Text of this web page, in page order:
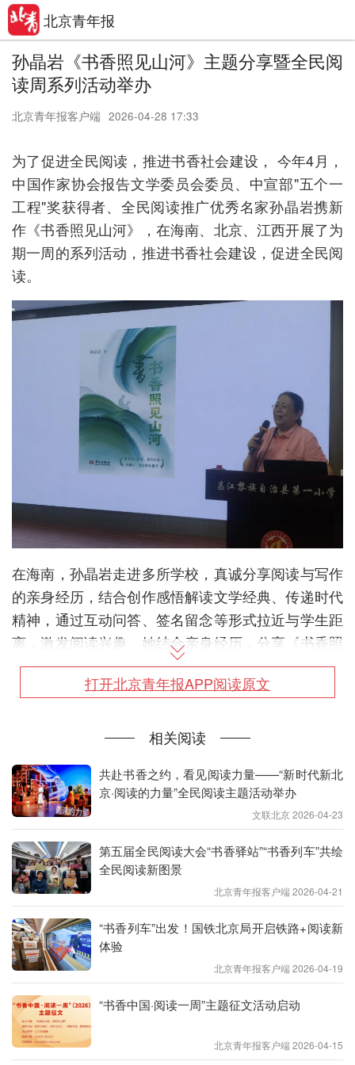
北京青年报
孙晶岩《书香照见山河》主题分享暨全民阅
读周系列活动举办
北京青年报客户端 2026-04-28 17:33
为了促进全民阅读，推进书香社会建设， 今年4月，
中国作家协会报告文学委员会委员、中宣部"五个一
工程"奖获得者、全民阅读推广优秀名家孙晶岩携新
作《书香照见山河》，在海南、北京、江西开展了为
期一周的系列活动，推进书香社会建设，促进全民阅
读。
在海南，孙晶岩走进多所学校，真诚分享阅读与写作
的亲身经历，结合创作感悟解读文学经典、传递时代
精神，通过互动问答、签名留念等形式拉近与学生距
离，激发阅读兴趣。她结合亲身经历，分享《书香照
见山河》的创作历程，讲述书中山河故事与人文细
节，解读"书香与山河相融"的内涵，传递家国情怀与
孙晶岩对活动现场的同学们说："在我看来，书香理
应照见祖国的山河大地，大山大川、江河湖海都自有
气象。我把书香带到校园，与同学们面对面交流、共
读共享，让书香照亮山河、照亮中国。只要读书人越
来越多，我们的国家就充满希望。"
她认为，阅读要以纸质书深阅读为主，要把阅读和诵
读、演讲相结合，充分发挥学校社团、校刊和读书会
群体的作用，做好读书笔记，师生共读一本书，激发
学生的读书热情，以书为媒，以阅读为桥，共赴文化
之约。
分享中，孙晶岩结合自身成长经历，讲述了父亲的书
香启蒙、军营里的读书岁月，以及阅读如何支撑她走
上读书、教书、写书的人生道路。她告诉同学们：读
打开北京青年报APP阅读原文
相关阅读
共赴书香之约，看见阅读力量——“新时代新北
京·阅读的力量”全民阅读主题活动举办
文联北京 2026-04-23
第五届全民阅读大会“书香驿站”“书香列车”共绘
全民阅读新图景
北京青年报客户端 2026-04-21
“书香列车”出发！国铁北京局开启铁路+阅读新
体验
北京青年报客户端 2026-04-19
“书香中国·阅读一周”主题征文活动启动
北京青年报客户端 2026-04-15